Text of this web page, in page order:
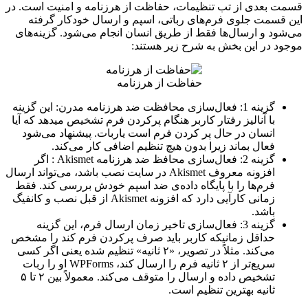
قسمت بعدی از تب تنظیمات، حفاظت از هرزنامه و امنیت است. در
این قسمت جلوی فرم‌های رباتی، اسپم و ارسال خودکار گرفته
می‌شود و ارسال‌ها فقط از طریق انسان انجام می‌شود. گزینه‌های
موجود در این بخش به شرح زیر هستند:
حفاظت از هرزنامه
گزینه 1: فعال‌سازی محافظت ضد هرزنامه مدرن: این گزینه
با آنالیز رفتار کاربر هنگام پرکردن فرم تشخیص میدهد که آیا
انسان در حال پر کردن فرم است یاربات. پیشنهاد می‌شود
فعال بماند زیرا بدون هیچ تنظیم اضافی کار می‌کند.
گزینه 2: فعال‌سازی محافظ ضد هرزنامه Akismet : اگر
افزونه معروف Akismet در سایت نصب باشد، می‌تواند ارسال
فرم‌ها را با پایگاه داده‌ی ضد اسپم خودش بررسی کند. فقط
زمانی کارآیی دارد که افزونه Akismet از قبل نصب و کانفیگ
باشد.
گزینه 3: فعال‌سازی تاخیر زمان ارسال فرم، این گزینه
حداقل زمانیکه کاربر باید صرف پرکردن فرم کند را مشخص
می‌کند. مثلاً در تصویر، «۲ ثانیه» تنظیم شده یعنی اگر کسی
سریع‌تر از ۲ ثانیه فرم را ارسال کند، WPForms او را ربات
تشخیص داده و ارسال را متوقف می‌کند. معمولاً بین ۲ تا ۵
ثانیه بهترین تنظیم است.